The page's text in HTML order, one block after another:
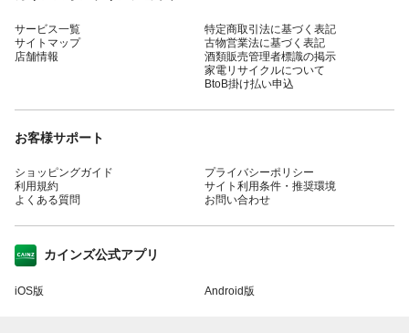
サービス一覧
サイトマップ
店舗情報
特定商取引法に基づく表記
古物営業法に基づく表記
酒類販売管理者標識の掲示
家電リサイクルについて
BtoB掛け払い申込
お客様サポート
ショッピングガイド
利用規約
よくある質問
プライバシーポリシー
サイト利用条件・推奨環境
お問い合わせ
カインズ公式アプリ
iOS版 Android版